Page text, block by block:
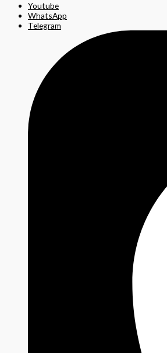
Youtube
WhatsApp
Telegram